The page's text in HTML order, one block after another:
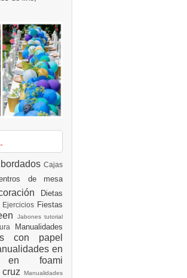
bordados Cajas
de mesa
Dietas
Ejercicios Fiestas
Jabones tutorial
Manualidades
con papel
en
en foami
Manualidades